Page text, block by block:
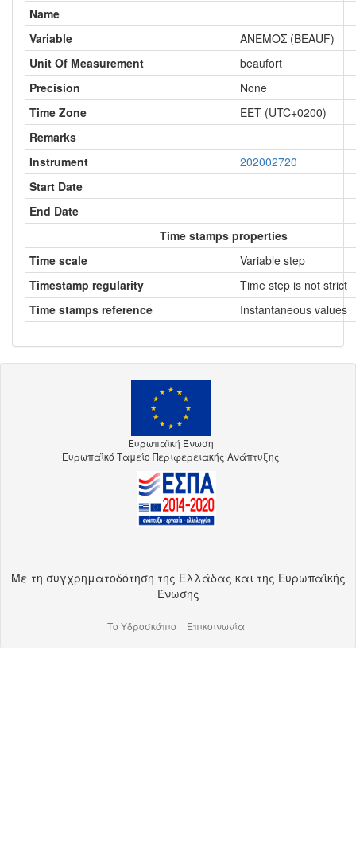
Name
Variable
ΑΝΕΜΟΣ (BEAUF)
Unit Of Measurement
beaufort
Precision
None
Time Zone
EET (UTC+0200)
Remarks
Instrument
202002720
Start Date
End Date
Time stamps properties
Time scale
Variable step
Timestamp regularity
Time step is not strict
Time stamps reference
Instantaneous values
Ευρωπαϊκή Ένωση
Ευρωπαϊκό Ταμείο Περιφερειακής Ανάπτυξης
Με τη συγχρηματοδότηση της Ελλάδας και της Ευρωπαϊκής
Ένωσης
Το Υδροσκόπιο Επικοινωνία